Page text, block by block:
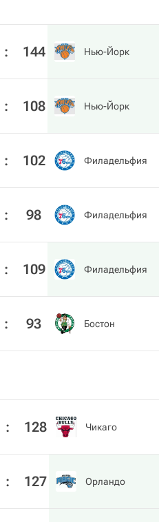
: 144 Нью-Йорк
: 108 Нью-Йорк
: 102 Филадельфия
: 98 Филадельфия
: 109 Филадельфия
: 93 Бостон
: 128 Чикаго
: 127 Орландо